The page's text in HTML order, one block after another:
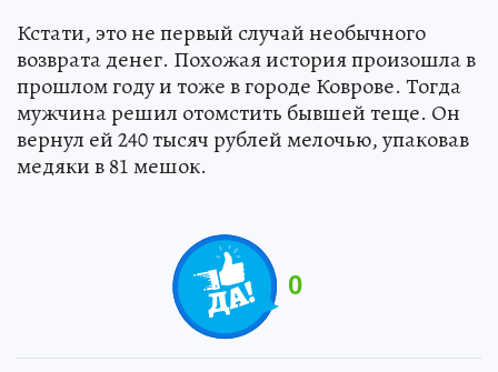
Кстати, это не первый случай необычного
возврата денег. Похожая история произошла в
прошлом году и тоже в городе Коврове. Тогда
мужчина решил отомстить бывшей теще. Он
вернул ей 240 тысяч рублей мелочью, упаковав
медяки в 81 мешок.
0